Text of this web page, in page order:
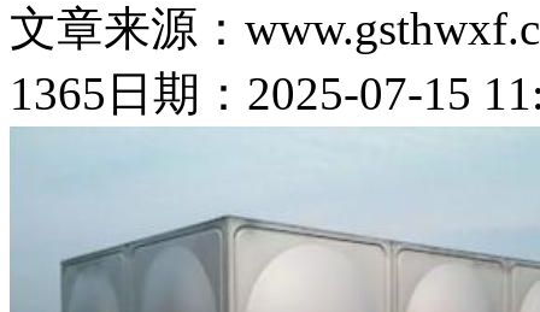
文章来源：
1365 日期：2025-07-15